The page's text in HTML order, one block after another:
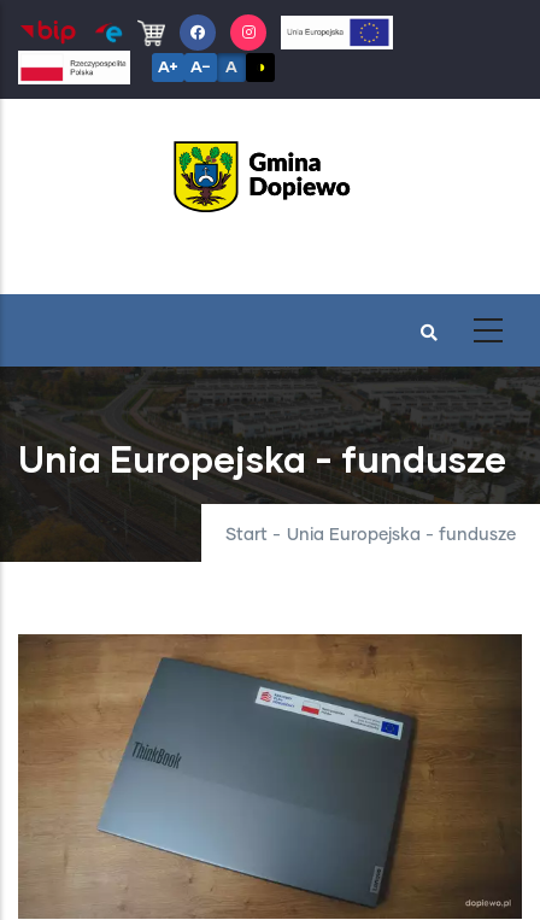
Przejdź
do
treści
A+ A− A ◑
Unia Europejska - fundusze
Start - Unia Europejska - fundusze